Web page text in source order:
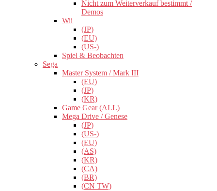
Nicht zum Weiterverkauf bestimmt /
Demos
Wii
(JP)
(EU)
(US-)
Spiel & Beobachten
Sega
Master System / Mark III
(EU)
(JP)
(KR)
Game Gear (ALL)
Mega Drive / Genese
(JP)
(US-)
(EU)
(AS)
(KR)
(CA)
(BR)
(CN TW)